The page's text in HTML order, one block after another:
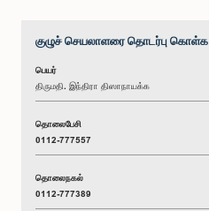
குழுச் செயலாளரை தொடர்பு கொள்க
பெயர்
திருமதி. இந்திரா திஸாநாயக்க
தொலைபேசி
0112-777557
தொலைநகல்
0112-777389